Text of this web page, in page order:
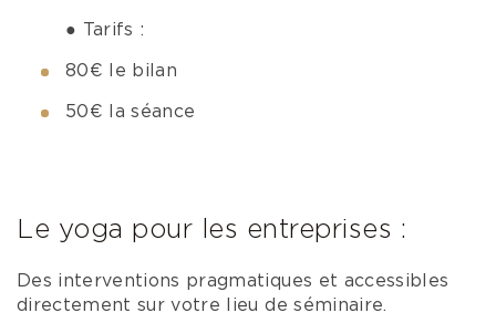
● Tarifs :
80€ le bilan
50€ la séance
Le yoga pour les entreprises :
Des interventions pragmatiques et accessibles
directement sur votre lieu de séminaire.